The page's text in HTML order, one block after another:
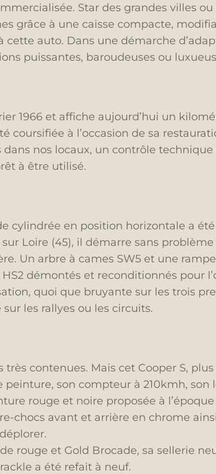
Star des grandes villes
grâce à une caisse compacte,
auto. Dans une démarche
puissantes, baroudeuses ou
1966 et affiche aujourd’hui un
coursifiée à l’occasion de sa
nos locaux, un contrôle technique
à être utilisé.
cylindrée en position horizontale a
Loire (45), il démarre sans
Un arbre à cames SW5 et une
démontés et reconditionnés pour
quoi que bruyante sur les trois
les rallyes ou les circuits.
contenues. Mais cet Cooper S,
son compteur à 210kmh, son
rouge et noire proposée à
chocs avant et arrière en chrome
rouge et Gold Brocade, sa sellerie
a été refait à neuf.